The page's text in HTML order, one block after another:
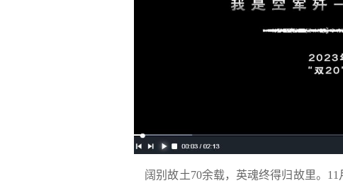
阔别故土70余载，英魂终得归故里。11